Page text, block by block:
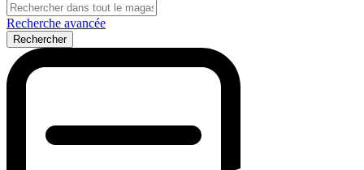
Recherche avancée
Rechercher